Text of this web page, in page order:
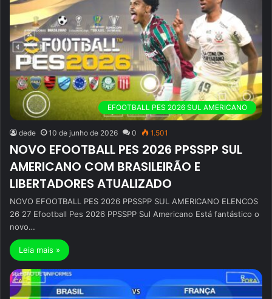
EFOOTBALL PES 2026 SUL AMERICANO
dede 10 de junho de 2026 0 1.501
NOVO EFOOTBALL PES 2026 PPSSPP SUL
AMERICANO COM BRASILEIRÃO E
LIBERTADORES ATUALIZADO
NOVO EFOOTBALL PES 2026 PPSSPP SUL AMERICANO ELENCOS
26 27 Efootball Pes 2026 PPSSPP Sul Americano Está fantástico o
novo…
Leia mais »